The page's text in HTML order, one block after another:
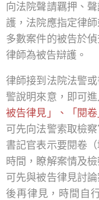
向法院聲請羈押、
護，法院應指定律
多數案件的被告於
律師為被告辯護。
律師接到法院法警
警說明來意，即可
被告律見」、「閱卷
可先向法警索取檢
書記官表示要閱卷
時間，瞭解案情及
可先與被告律見討
後再律見，時間自